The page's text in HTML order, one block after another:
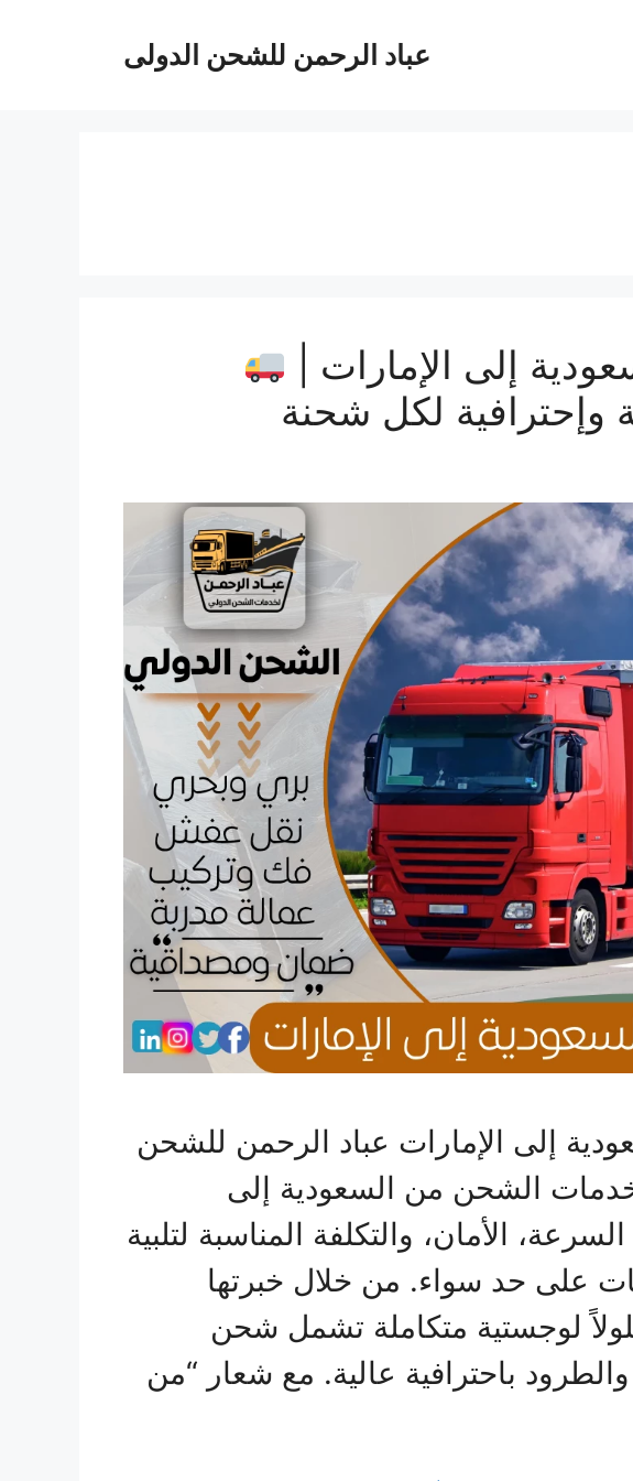
عباد الرحمن للشحن الدولى
إلى الإمارات |
إلى الإمارات عباد الرحمن للشحن
الشحن من السعودية إلى
الأمان، والتكلفة المناسبة لتلبية
على حد سواء. من خلال خبرتها
لوجستية متكاملة تشمل شحن
والطرود باحترافية عالية. مع شعار “من